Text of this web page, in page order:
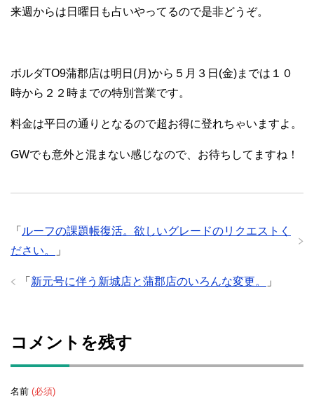
来週からは日曜日も占いやってるので是非どうぞ。
ボルダTO9蒲郡店は明日(月)から５月３日(金)までは１０
時から２２時までの特別営業です。
料金は平日の通りとなるので超お得に登れちゃいますよ。
GWでも意外と混まない感じなので、お待ちしてますね！
「 ルーフの課題帳復活。欲しいグレードのリクエストく
ださい。
」
「 新元号に伴う新城店と蒲郡店のいろんな変更。 」
コメントを残す
名前 (必須)